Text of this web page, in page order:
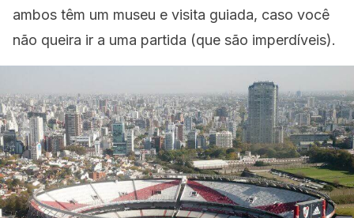
ambos têm um museu e visita guiada, caso você
não queira ir a uma partida (que são imperdíveis).